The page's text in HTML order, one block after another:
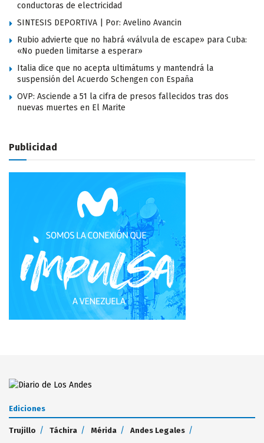
conductoras de electricidad
SINTESIS DEPORTIVA | Por: Avelino Avancin
Rubio advierte que no habrá «válvula de escape» para Cuba:
«No pueden limitarse a esperar»
Italia dice que no acepta ultimátums y mantendrá la
suspensión del Acuerdo Schengen con España
OVP: Asciende a 51 la cifra de presos fallecidos tras dos
nuevas muertes en El Marite
Publicidad
Ediciones
Trujillo Táchira Mérida Andes Legales